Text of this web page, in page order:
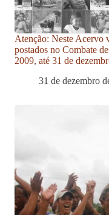
Atenção: Neste Acervo
postados no Combate
2009, até 31 de
31 de dezembro